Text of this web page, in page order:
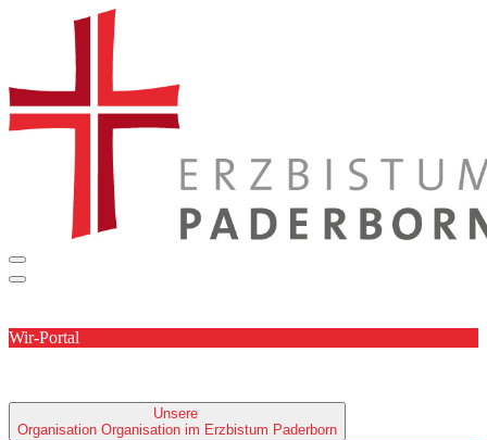
Wir-Portal
Unsere
Organisation Organisation im Erzbistum Paderborn